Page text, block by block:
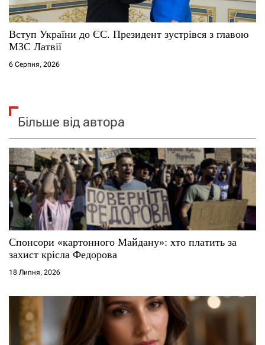
Вступ України до ЄС. Президент зустрівся з главою
МЗС Латвії
6 Серпня, 2026
Більше від автора
Спонсори «картонного Майдану»: хто платить за
захист крісла Федорова
18 Липня, 2026